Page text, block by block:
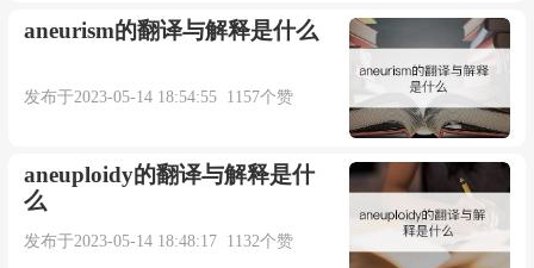
aneurism的翻译与解释是什么
发布于2023-05-14 18:54:55 1157个赞
aneuploidy的翻译与解释是什
么
发布于2023-05-14 18:48:17 1132个赞